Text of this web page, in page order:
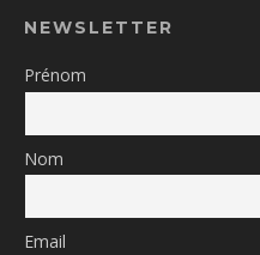
NEWSLETTER
Prénom
Nom
Email